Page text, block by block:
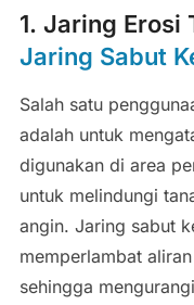
1. Jaring Erosi
Jaring Sabut
Salah satu
adalah untuk
digunakan di area
untuk melindungi
angin. Jaring sabut
memperlambat
sehingga